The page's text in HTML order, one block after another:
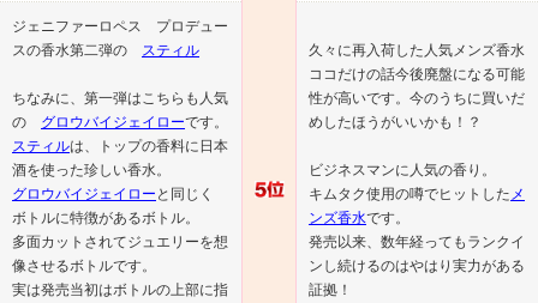
ジェニファーロペス プロデュー
スの香水第二弾の
スティル
ちなみに、第一弾はこちらも人気
の グロウバイジェイローです。
スティルは、トップの香料に日本
酒を使った珍しい香水。
グロウバイジェイロー と同じく
ボトルに特徴があるボトル。
多面カットされてジュエリーを想
像させるボトルです。
実は発売当初はボトルの上部に指
久々に再入荷した人気メンズ香水
ココだけの話今後廃盤になる可能
性が高いです。今のうちに買いだ
めしたほうがいいかも！？
ビジネスマンに人気の香り。
キムタク使用の噂でヒットした メ
ンズ香水です。
発売以来、数年経ってもランクイ
ンし続けるのはやはり実力がある
証拠！